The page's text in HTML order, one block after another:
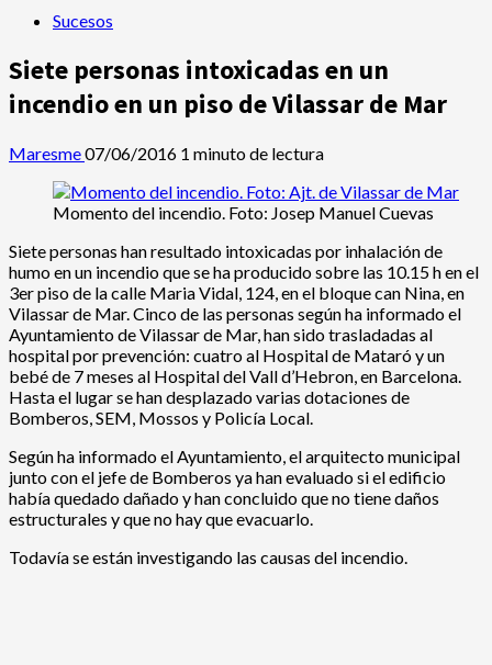
Sucesos
Siete personas intoxicadas en un
incendio en un piso de Vilassar de Mar
Maresme07/06/2016 1 minuto de lectura
Momento del incendio. Foto: Josep Manuel Cuevas
Siete personas han resultado intoxicadas por inhalación de
humo en un incendio que se ha producido sobre las 10.15 h en el
3er piso de la calle Maria Vidal, 124, en el bloque can Nina, en
Vilassar de Mar. Cinco de las personas según ha informado el
Ayuntamiento de Vilassar de Mar, han sido trasladadas al
hospital por prevención: cuatro al Hospital de Mataró y un
bebé de 7 meses al Hospital del Vall d’Hebron, en Barcelona.
Hasta el lugar se han desplazado varias dotaciones de
Bomberos, SEM, Mossos y Policía Local.
Según ha informado el Ayuntamiento, el arquitecto municipal
junto con el jefe de Bomberos ya han evaluado si el edificio
había quedado dañado y han concluido que no tiene daños
estructurales y que no hay que evacuarlo.
Todavía se están investigando las causas del incendio.